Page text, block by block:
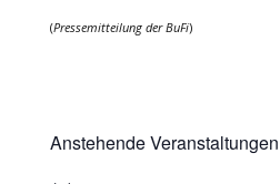
(Pressemitteilung der BuFi)
Anstehende Veranstaltungen